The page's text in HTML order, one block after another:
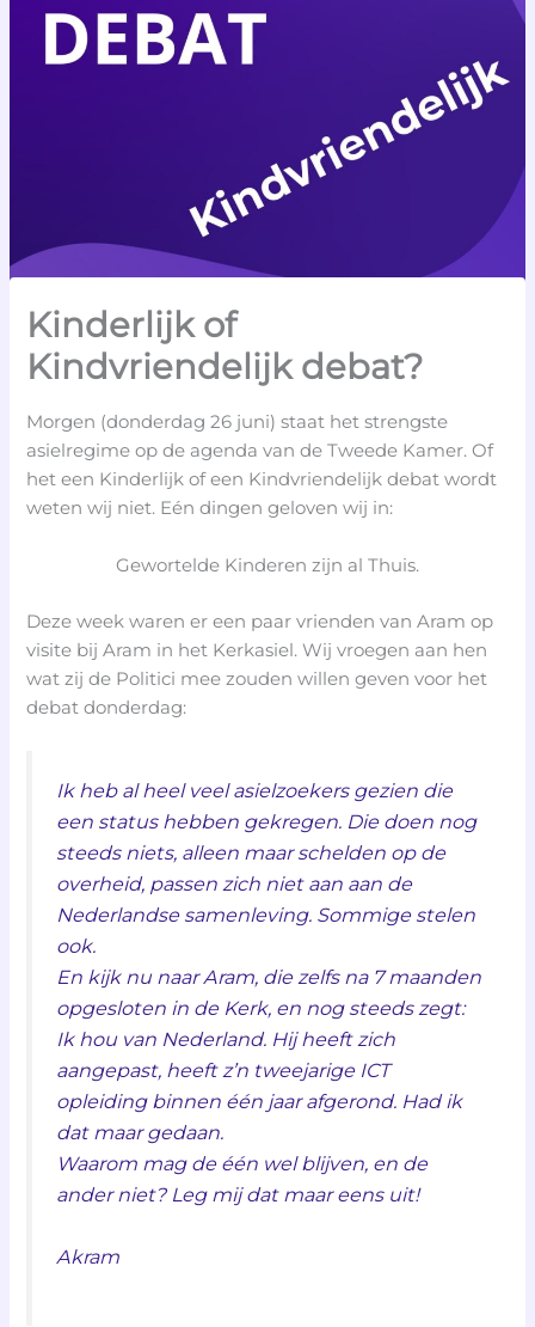
Kinderlijk of
Kindvriendelijk debat?
Morgen (donderdag 26 juni) staat het strengste
asielregime op de agenda van de Tweede Kamer. Of
het een Kinderlijk of een Kindvriendelijk debat wordt
weten wij niet. Eén dingen geloven wij in:
Gewortelde Kinderen zijn al Thuis.
Deze week waren er een paar vrienden van Aram op
visite bij Aram in het Kerkasiel. Wij vroegen aan hen
wat zij de Politici mee zouden willen geven voor het
debat donderdag:
Ik heb al heel veel asielzoekers gezien die
een status hebben gekregen. Die doen nog
steeds niets, alleen maar schelden op de
overheid, passen zich niet aan aan de
Nederlandse samenleving. Sommige stelen
ook.
En kijk nu naar Aram, die zelfs na 7 maanden
opgesloten in de Kerk, en nog steeds zegt:
Ik hou van Nederland. Hij heeft zich
aangepast, heeft z’n tweejarige ICT
opleiding binnen één jaar afgerond. Had ik
dat maar gedaan.
Waarom mag de één wel blijven, en de
ander niet? Leg mij dat maar eens uit!
Akram